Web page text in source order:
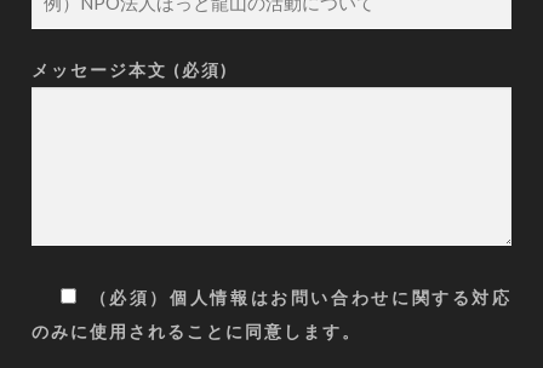
メッセージ本文 (必須)
（必須）個人情報はお問い合わせに関する対応
のみに使用されることに同意します。